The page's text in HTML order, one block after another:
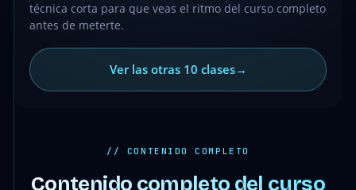
técnica corta para que veas el ritmo del curso completo
antes de meterte.
Ver las otras 10 clases→
// CONTENIDO COMPLETO
Contenido completo del curso